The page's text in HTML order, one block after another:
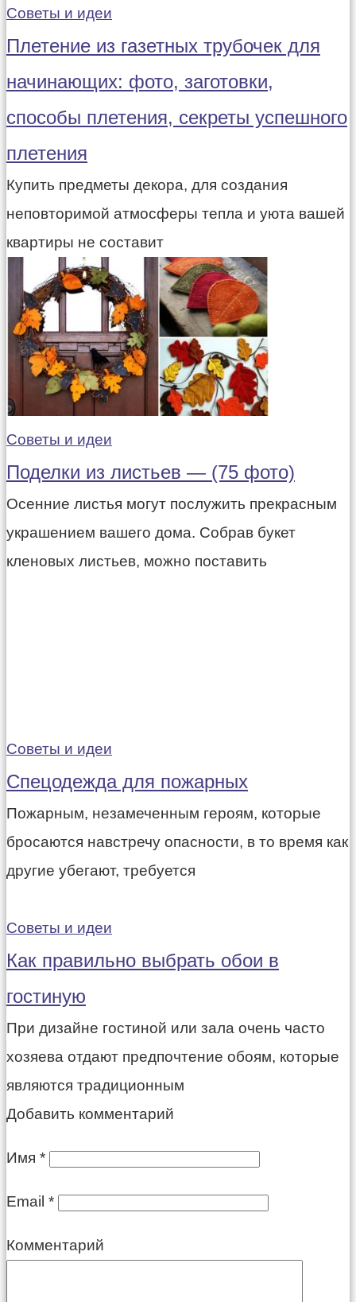
Советы и идеи
Плетение из газетных трубочек для
начинающих: фото, заготовки,
способы плетения, секреты успешного
плетения
Купить предметы декора, для создания
неповторимой атмосферы тепла и уюта вашей
квартиры не составит
Советы и идеи
Поделки из листьев — (75 фото)
Осенние листья могут послужить прекрасным
украшением вашего дома. Собрав букет
кленовых листьев, можно поставить
Советы и идеи
Спецодежда для пожарных
Пожарным, незамеченным героям, которые
бросаются навстречу опасности, в то время как
другие убегают, требуется
Советы и идеи
Как правильно выбрать обои в
гостиную
При дизайне гостиной или зала очень часто
хозяева отдают предпочтение обоям, которые
являются традиционным
Добавить комментарий
Имя *
Email *
Комментарий